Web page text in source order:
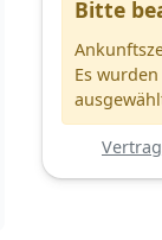
Bitte
Es